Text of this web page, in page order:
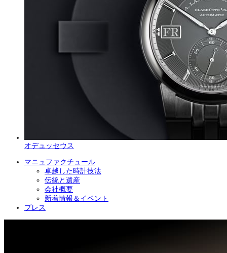
オデュッセウス
マニュファクチュール
卓越した時計技法
伝統と遺産
会社概要
新着情報＆イベント
プレス